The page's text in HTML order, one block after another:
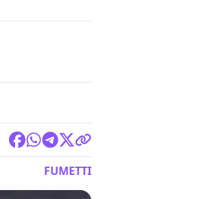
FUMETTI